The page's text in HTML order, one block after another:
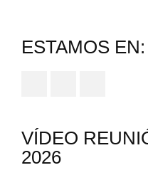
ESTAMOS EN:
VÍDEO
2026